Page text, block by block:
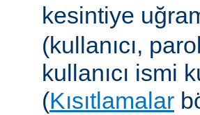
kesintiye
(kullanıcı,
kullanıcı ismi
(Kısıtlamalar